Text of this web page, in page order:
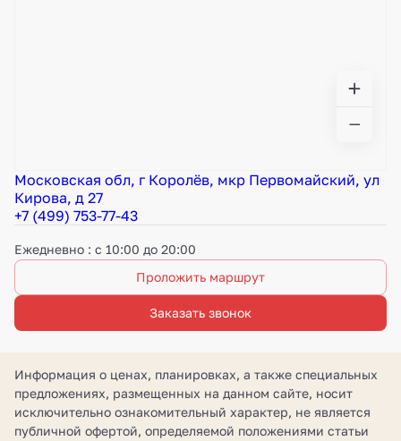
Московская обл, г Королёв, мкр Первомайский, ул
Кирова, д 27
+7 (499) 753-77-43
Ежедневно : с 10:00 до 20:00
Проложить маршрут
Заказать звонок
Информация о ценах, планировках, а также специальных
предложениях, размещенных на данном сайте, носит
исключительно ознакомительный характер, не является
публичной офертой, определяемой положениями статьи